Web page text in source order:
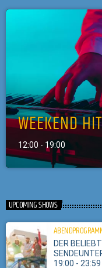
WEEKEND
12:00 - 19:00
UPCOMING SHOWS
DER
19:00 - 23:59